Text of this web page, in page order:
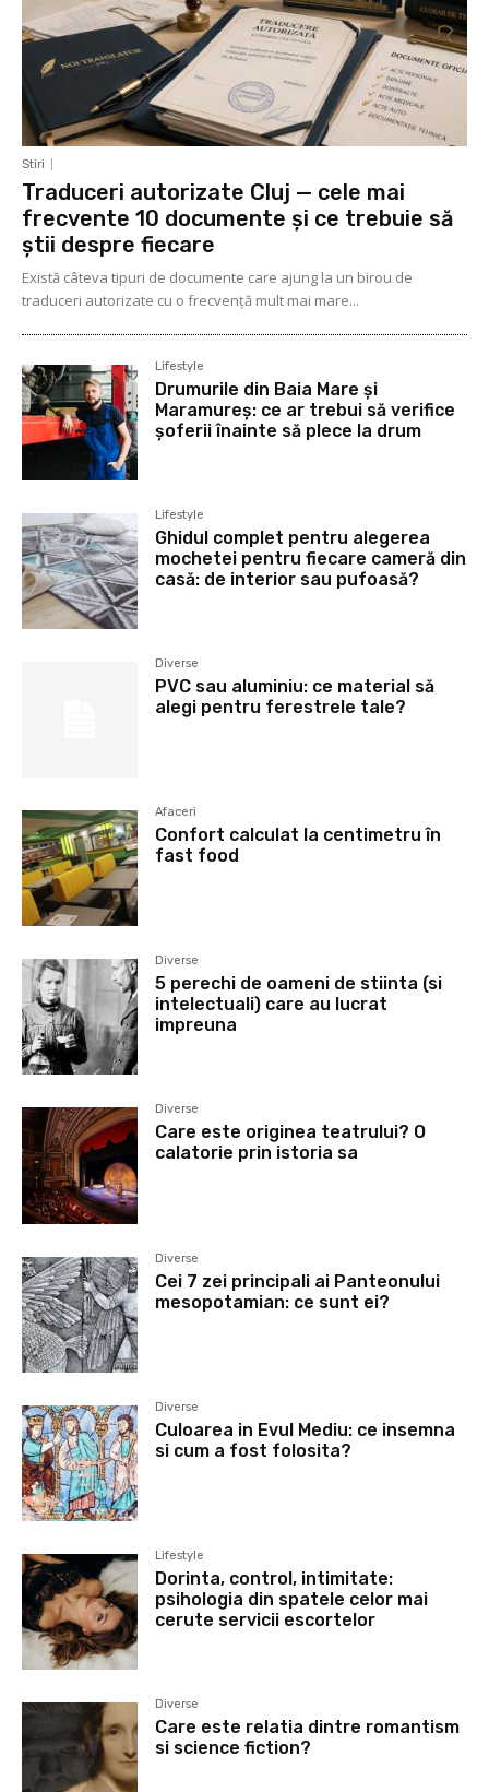
Stiri
Traduceri autorizate Cluj — cele mai
frecvente 10 documente și ce trebuie să
știi despre fiecare
Există câteva tipuri de documente care ajung la un birou de
traduceri autorizate cu o frecvență mult mai mare...
Lifestyle
Drumurile din Baia Mare și
Maramureș: ce ar trebui să verifice
șoferii înainte să plece la drum
Lifestyle
Ghidul complet pentru alegerea
mochetei pentru fiecare cameră din
casă: de interior sau pufoasă?
Diverse
PVC sau aluminiu: ce material să
alegi pentru ferestrele tale?
Afaceri
Confort calculat la centimetru în
fast food
Diverse
5 perechi de oameni de stiinta (si
intelectuali) care au lucrat
impreuna
Diverse
Care este originea teatrului? O
calatorie prin istoria sa
Diverse
Cei 7 zei principali ai Panteonului
mesopotamian: ce sunt ei?
Diverse
Culoarea in Evul Mediu: ce insemna
si cum a fost folosita?
Lifestyle
Dorinta, control, intimitate:
psihologia din spatele celor mai
cerute servicii escortelor
Diverse
Care este relatia dintre romantism
si science fiction?